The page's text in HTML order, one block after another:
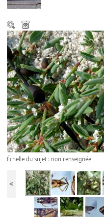
Échelle du sujet : non renseignée
<